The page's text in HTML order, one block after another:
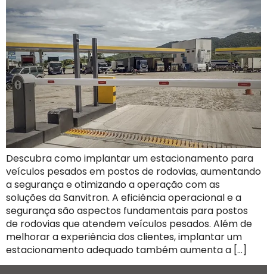
Descubra como implantar um estacionamento para
veículos pesados em postos de rodovias, aumentando
a segurança e otimizando a operação com as
soluções da Sanvitron. A eficiência operacional e a
segurança são aspectos fundamentais para postos
de rodovias que atendem veículos pesados. Além de
melhorar a experiência dos clientes, implantar um
estacionamento adequado também aumenta a […]